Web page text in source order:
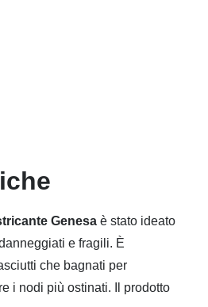
Genesa è stato ideato
e fragili. È
che bagnati per
i nodi più ostinati. Il prodotto